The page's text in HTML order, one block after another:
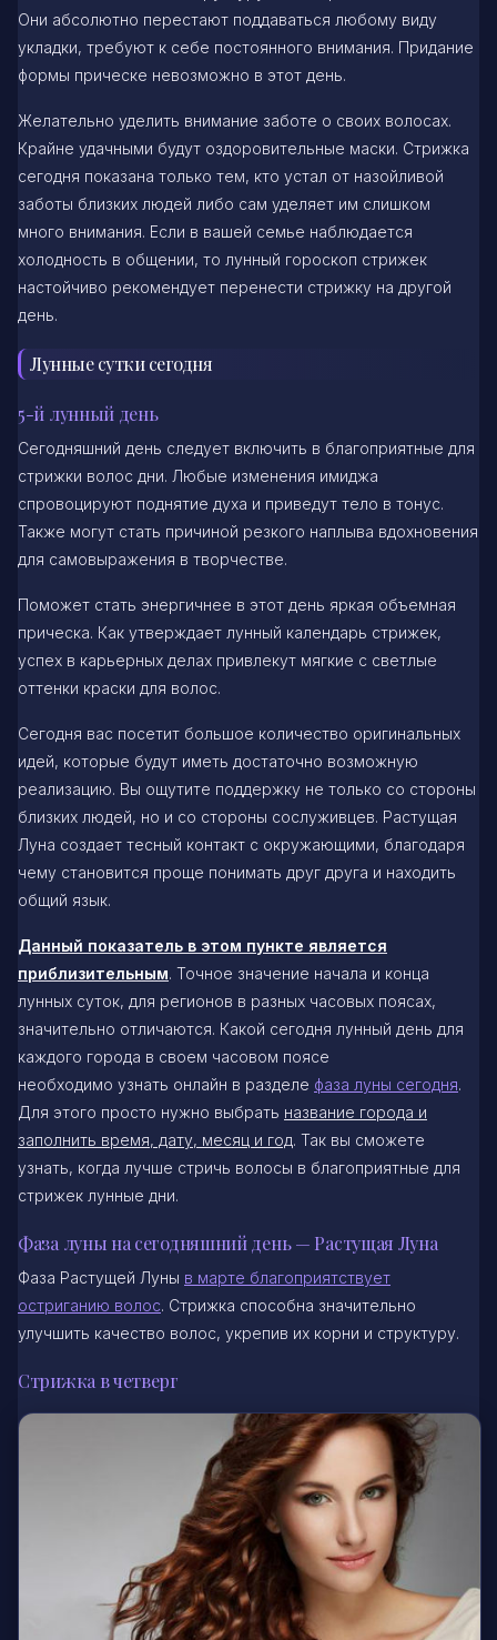
Они абсолютно перестают поддаваться любому виду
укладки, требуют к себе постоянного внимания. Придание
формы прическе невозможно в этот день.
Желательно уделить внимание заботе о своих волосах.
Крайне удачными будут оздоровительные маски. Стрижка
сегодня показана только тем, кто устал от назойливой
заботы близких людей либо сам уделяет им слишком
много внимания. Если в вашей семье наблюдается
холодность в общении, то лунный гороскоп стрижек
настойчиво рекомендует перенести стрижку на другой
день.
Лунные сутки сегодня
5-й лунный день
Сегодняшний день следует включить в благоприятные для
стрижки волос дни. Любые изменения имиджа
спровоцируют поднятие духа и приведут тело в тонус.
Также могут стать причиной резкого наплыва вдохновения
для самовыражения в творчестве.
Поможет стать энергичнее в этот день яркая объемная
прическа. Как утверждает лунный календарь стрижек,
успех в карьерных делах привлекут мягкие с светлые
оттенки краски для волос.
Сегодня вас посетит большое количество оригинальных
идей, которые будут иметь достаточно возможную
реализацию. Вы ощутите поддержку не только со стороны
близких людей, но и со стороны сослуживцев. Растущая
Луна создает тесный контакт с окружающими, благодаря
чему становится проще понимать друг друга и находить
общий язык.
Данный показатель в этом пункте является
приблизительным. Точное значение начала и конца
лунных суток, для регионов в разных часовых поясах,
значительно отличаются. Какой сегодня лунный день для
каждого города в своем часовом поясе
необходимо узнать онлайн в разделе фаза луны сегодня.
Для этого просто нужно выбрать название города и
заполнить время, дату, месяц и год. Так вы сможете
узнать, когда лучше стричь волосы в благоприятные для
стрижек лунные дни.
Фаза луны на сегодняшний день — Растущая Луна
Фаза Растущей Луны в марте благоприятствует
остриганию волос. Стрижка способна значительно
улучшить качество волос, укрепив их корни и структуру.
Стрижка в четверг